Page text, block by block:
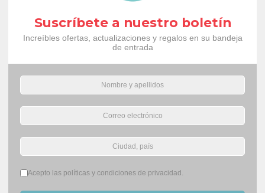
Suscríbete a nuestro boletín
Increíbles ofertas, actualizaciones y regalos en su bandeja
de entrada
Términos del servicio*
Acepto las políticas y condiciones de privacidad.